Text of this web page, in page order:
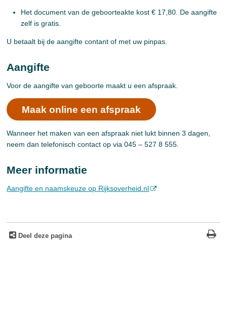
Het document van de geboorteakte kost € 17,80. De aangifte
zelf is gratis.
U betaalt bij de aangifte contant of met uw pinpas.
Aangifte
Voor de aangifte van geboorte maakt u een afspraak.
Maak online een afspraak
Wanneer het maken van een afspraak niet lukt binnen 3 dagen,
neem dan telefonisch contact op via 045 – 527 8 555.
Meer informatie
Aangifte en naamskeuze op Rijksoverheid.nl
Deel deze pagina